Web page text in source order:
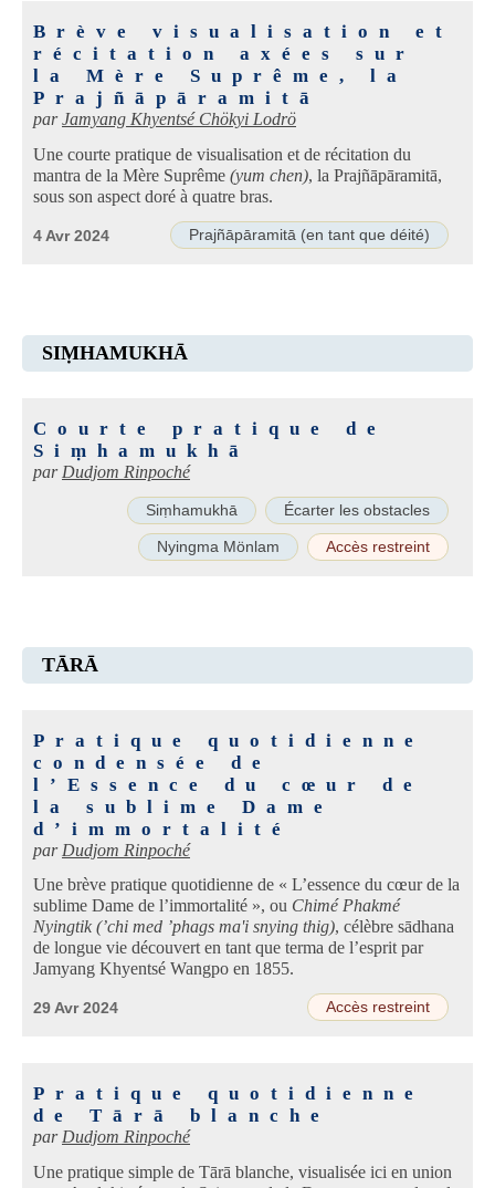
Brève visualisation et
récitation axées sur
la Mère Suprême, la
Prajñāpāramitā
parJamyang Khyentsé Chökyi Lodrö
Une courte pratique de visualisation et de récitation du
mantra de la Mère Suprême (yum chen), la Prajñāpāramitā,
sous son aspect doré à quatre bras.
Prajñāpāramitā (en tant que déité)
4 Avr 2024
SIṂHAMUKHĀ
Courte pratique de
Siṃhamukhā
parDudjom Rinpoché
Siṃhamukhā Écarter les obstacles
Nyingma Mönlam Accès restreint
TĀRĀ
Pratique quotidienne
condensée de
l’Essence du cœur de
la sublime Dame
d’immortalité
parDudjom Rinpoché
Une brève pratique quotidienne de « L’essence du cœur de la
sublime Dame de l’immortalité », ou Chimé Phakmé
Nyingtik (’chi med ’phags ma'i snying thig), célèbre sādhana
de longue vie découvert en tant que terma de l’esprit par
Jamyang Khyentsé Wangpo en 1855.
Accès restreint
29 Avr 2024
Pratique quotidienne
de Tārā blanche
parDudjom Rinpoché
Une pratique simple de Tārā blanche, visualisée ici en union